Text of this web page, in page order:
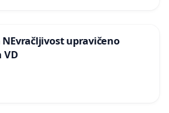
NEvračljivost upravičeno
VD